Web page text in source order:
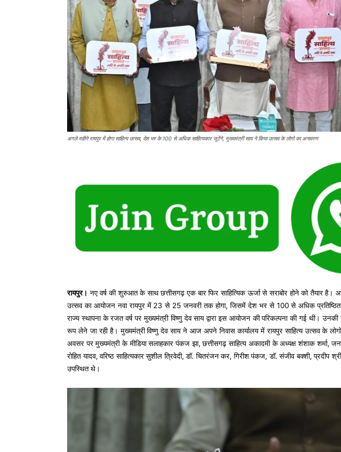
अगले महीने रायपुर में होगा साहित्य उत्सव, देश भर के 100 से अधिक साहित्यकार जुटेंगे, मुख्यमंत्री साय ने किया उत्सव के लोगो का अनावरण
रायपुर। नए वर्ष की शुरुआत के साथ छत्तीसगढ़ एक बार फिर साहित्यिक ऊर्जा से सराबोर होने को तैयार है।
उत्सव का आयोजन नवा रायपुर में 23 से 25 जनवरी तक होगा, जिसमें देश भर से 100 से अधिक प्रतिष्ठित
राज्य स्थापना के रजत वर्ष पर मुख्यमंत्री विष्णु देव साय द्वारा इस आयोजन की परिकल्पना की गई थी।
रूप लेने जा रही है। मुख्यमंत्री विष्णु देव साय ने आज अपने निवास कार्यालय में रायपुर साहित्य उत्सव के
अवसर पर मुख्यमंत्री के मीडिया सलाहकार पंकज झा, छत्तीसगढ़ साहित्य अकादमी के अध्यक्ष शंशाक शर्मा,
रोहित यादव, वरिष्ठ साहित्यकार सुशील त्रिवेदी, डॉ. चितरंजन कर, गिरीश पंकज, डॉ. संजीव बक्शी, प्रदीप
उपस्थित थे।